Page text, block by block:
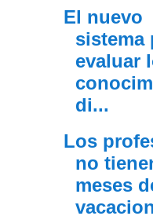
El nuevo
sistema
evaluar
di...
Los
no
meses